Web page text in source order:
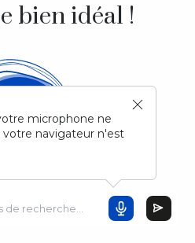
bien idéal !
microphone ne
navigateur n'est